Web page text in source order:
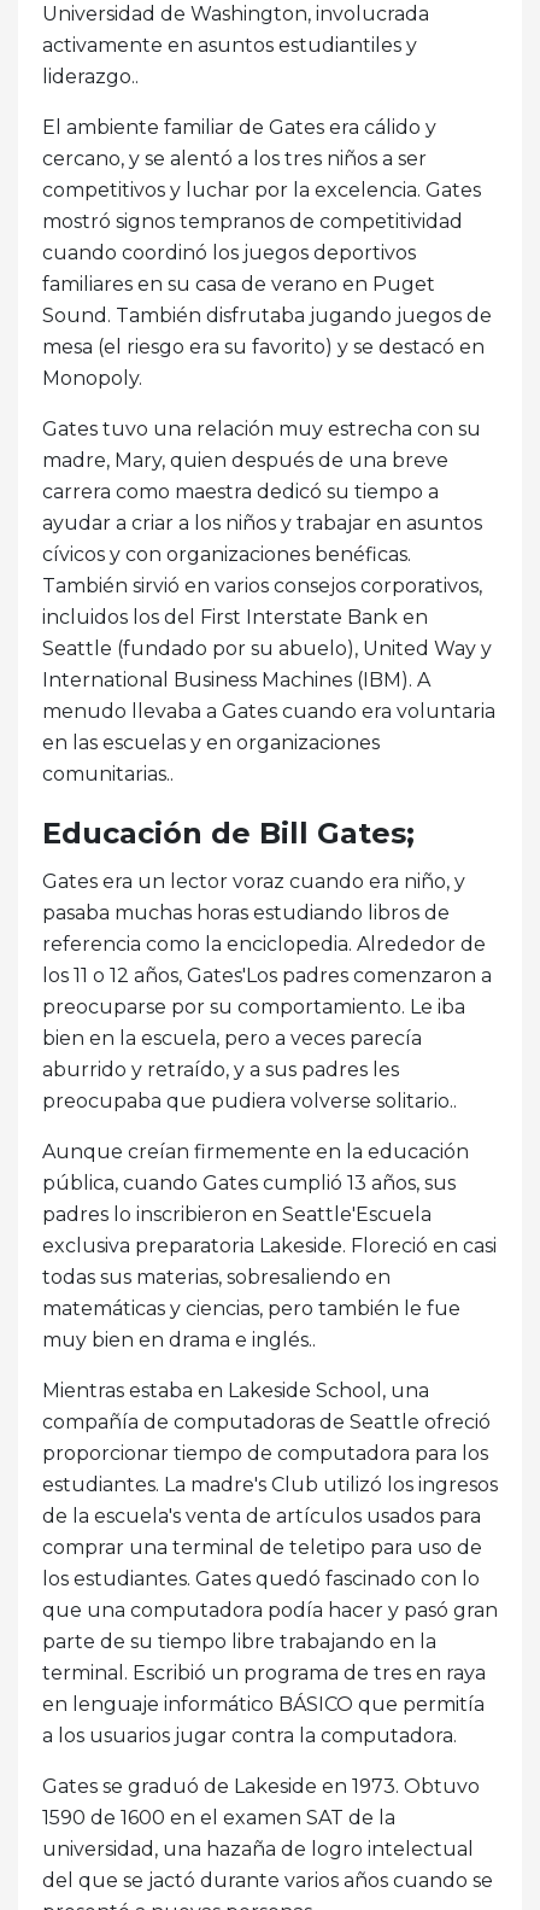
Universidad de Washington, involucrada
activamente en asuntos estudiantiles y
liderazgo..
El ambiente familiar de Gates era cálido y
cercano, y se alentó a los tres niños a ser
competitivos y luchar por la excelencia. Gates
mostró signos tempranos de competitividad
cuando coordinó los juegos deportivos
familiares en su casa de verano en Puget
Sound. También disfrutaba jugando juegos de
mesa (el riesgo era su favorito) y se destacó en
Monopoly.
Gates tuvo una relación muy estrecha con su
madre, Mary, quien después de una breve
carrera como maestra dedicó su tiempo a
ayudar a criar a los niños y trabajar en asuntos
cívicos y con organizaciones benéficas.
También sirvió en varios consejos corporativos,
incluidos los del First Interstate Bank en
Seattle (fundado por su abuelo), United Way y
International Business Machines (IBM). A
menudo llevaba a Gates cuando era voluntaria
en las escuelas y en organizaciones
comunitarias..
Educación de Bill Gates;
Gates era un lector voraz cuando era niño, y
pasaba muchas horas estudiando libros de
referencia como la enciclopedia. Alrededor de
los 11 o 12 años, Gates'Los padres comenzaron a
preocuparse por su comportamiento. Le iba
bien en la escuela, pero a veces parecía
aburrido y retraído, y a sus padres les
preocupaba que pudiera volverse solitario..
Aunque creían firmemente en la educación
pública, cuando Gates cumplió 13 años, sus
padres lo inscribieron en Seattle'Escuela
exclusiva preparatoria Lakeside. Floreció en casi
todas sus materias, sobresaliendo en
matemáticas y ciencias, pero también le fue
muy bien en drama e inglés..
Mientras estaba en Lakeside School, una
compañía de computadoras de Seattle ofreció
proporcionar tiempo de computadora para los
estudiantes. La madre's Club utilizó los ingresos
de la escuela's venta de artículos usados ​​para
comprar una terminal de teletipo para uso de
los estudiantes. Gates quedó fascinado con lo
que una computadora podía hacer y pasó gran
parte de su tiempo libre trabajando en la
terminal. Escribió un programa de tres en raya
en lenguaje informático BÁSICO que permitía
a los usuarios jugar contra la computadora.
Gates se graduó de Lakeside en 1973. Obtuvo
1590 de 1600 en el examen SAT de la
universidad, una hazaña de logro intelectual
del que se jactó durante varios años cuando se